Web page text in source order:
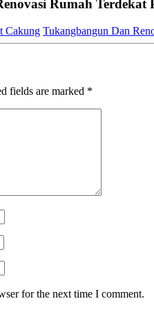
Rumah Terdekat
Cakung Tukangbangun Dan
fields are marked *
for the next time I comment.